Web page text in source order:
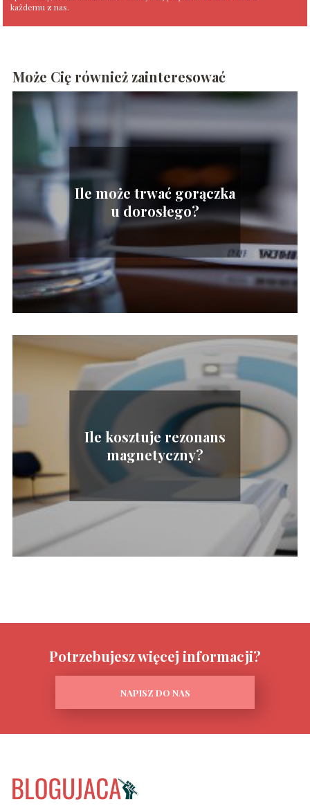
każdemu z nas.
Może Cię również zainteresować
Ile może trwać gorączka
u dorosłego?
Ile kosztuje rezonans
magnetyczny?
Potrzebujesz więcej informacji?
NAPISZ DO NAS